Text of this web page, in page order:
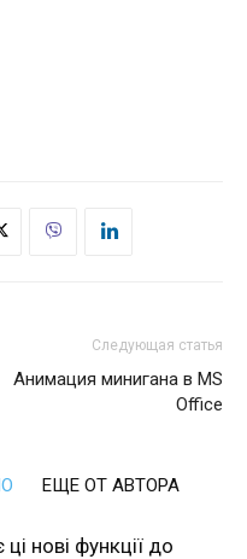
Следующая статья
Анимация минигана в MS
Office
ЕЩЕ ОТ АВТОРА
нові функції до